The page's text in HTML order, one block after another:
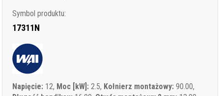
Symbol produktu:
17311N
Napięcie: 12, Moc [kW]: 2.5, Kołnierz montażowy: 90.00,